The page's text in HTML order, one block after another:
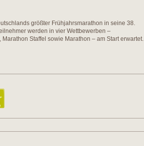
größter Frühjahrsmarathon in seine 38.
werden in vier Wettbewerben –
Staffel sowie Marathon – am Start erwartet.